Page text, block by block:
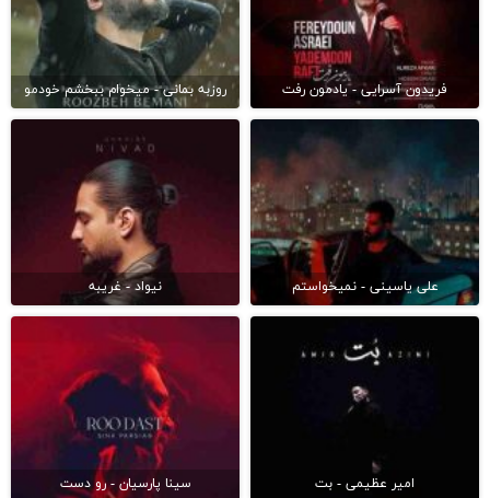
فریدون آسرایی - یادمون رفت روزبه بمانی - میخوام ببخشم خودمو
علی یاسینی - نمیخواستم نیواد - غریبه
امیر عظیمی - بت سینا پارسیان - رو دست